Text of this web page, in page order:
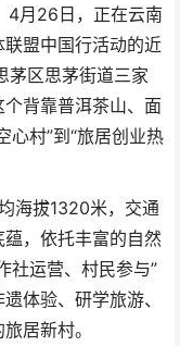
4月26日，正在云南
联盟中国行活动的近
茅区思茅街道三家
背靠普洱茶山、面
心村”到“旅居创业热
海拔1320米，交通
，依托丰富的自然
社运营、村民参与”
体验、研学旅游、
居新村。